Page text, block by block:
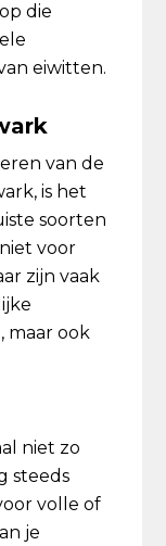
die
eiwitten.
van de
is het
soorten
voor
zijn vaak
maar ook
niet zo
steeds
volle of
je